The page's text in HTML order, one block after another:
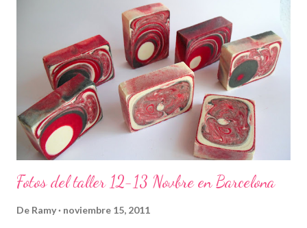
Fotos del taller 12-13 Novbre en Barcelona
De Ramy noviembre 15, 2011